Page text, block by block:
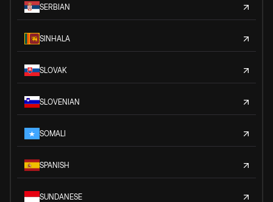
SERBIAN
SINHALA
SLOVAK
SLOVENIAN
SOMALI
SPANISH
SUNDANESE